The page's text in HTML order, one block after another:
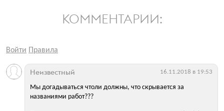
КОММЕНТАРИИ:
Войти Правила
Мы догадываться чтоли должны, что скрывается за
названиями работ???
Неизвестный 16.11.2018 в 19:53